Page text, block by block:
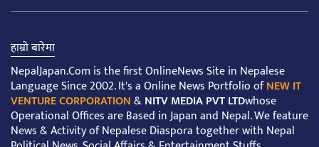
हाम्रो बारेमा
NepalJapan.Com is the first OnlineNews Site in Nepalese
Language Since 2002. It's a Online News Portfolio ofNEW IT
VENTURE CORPORATION&NITV MEDIA PVT LTDwhose
Operational Offices are Based in Japan and Nepal. We feature
News & Activity of Nepalese Diaspora together with Nepal